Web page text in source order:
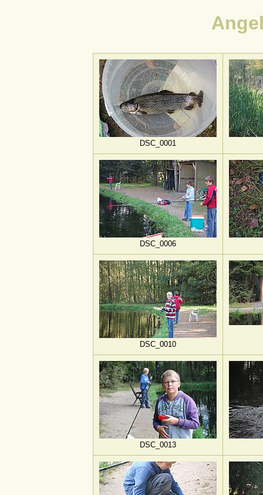
DSC_0001
DSC_0006
DSC_0010
DSC_0013